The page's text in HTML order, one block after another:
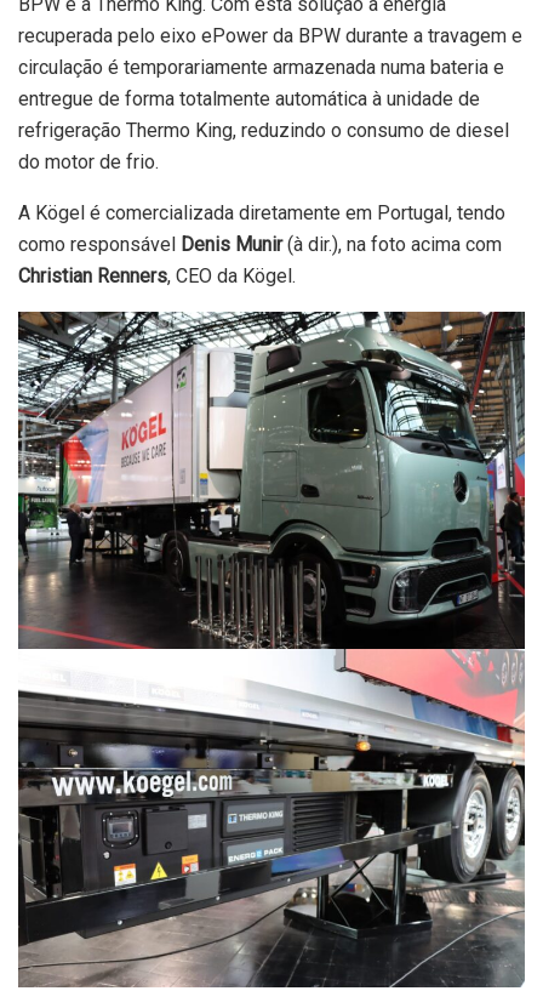
recuperada pelo eixo ePower da BPW durante a travagem e
circulação é temporariamente armazenada numa bateria e
entregue de forma totalmente automática à unidade de
refrigeração Thermo King, reduzindo o consumo de diesel
do motor de frio.
A Kögel é comercializada diretamente em Portugal, tendo
como responsável Denis Munir(à dir.), na foto acima com
Christian Renners, CEO da Kögel.